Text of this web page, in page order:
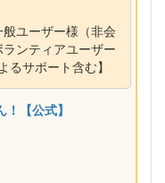
般ユーザー様（非会
ンティアユーザー
サポート含む】
！【公式】